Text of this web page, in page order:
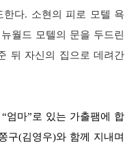
다. 소현의 피로 모텔 욕
월드 모텔의 문을 두드린
뒤 자신의 집으로 데려간
엄마”로 있는 가출팸에 합
구(김영우)와 함께 지내며